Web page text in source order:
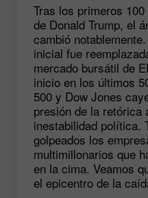
Tras los primeros
de Donald Trump, el
cambió
inicial fue
mercado bursátil de
inicio en los últimos
500 y Dow Jones
presión de la retórica
inestabilidad política.
golpeados los
multimillonarios que
en la cima. Veamos
el epicentro de la